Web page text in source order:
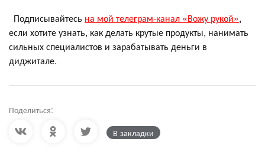
Подписывайтесь на мой телеграм-канал «Вожу рукой»,
если хотите узнать, как делать крутые продукты, нанимать
сильных специалистов и зарабатывать деньги в
диджитале.
Поделиться:
В закладки